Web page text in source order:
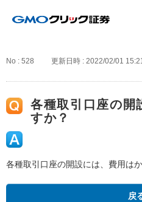
No : 528 更新日時 : 2022/02/01
各種取引口座の開
すか？
各種取引口座の開設には、費用はか
戻